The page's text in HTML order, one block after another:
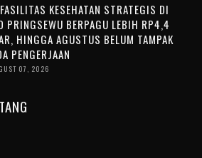
KESEHATAN STRATEGIS DI
PRINGSEWU BERPAGU LEBIH RP4,4
HINGGA AGUSTUS BELUM TAMPAK
PENGERJAAN
07, 2026